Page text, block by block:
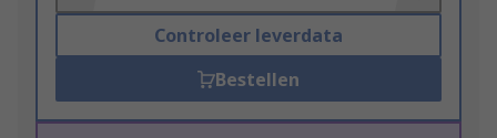
Controleer leverdata
Bestellen